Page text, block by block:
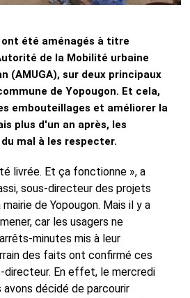
été aménagés à titre
de la Mobilité urbaine
(AMUGA), sur deux principaux
de Yopougon. Et cela,
embouteillages et améliorer la
plus d'un an après, les
mal à les respecter.
livrée. Et ça fonctionne », a
sous-directeur des projets
de Yopougon. Mais il y a
car les usagers ne
minutes mis à leur
des faits ont confirmé ces
directeur. En effet, le mercredi
avons décidé de parcourir